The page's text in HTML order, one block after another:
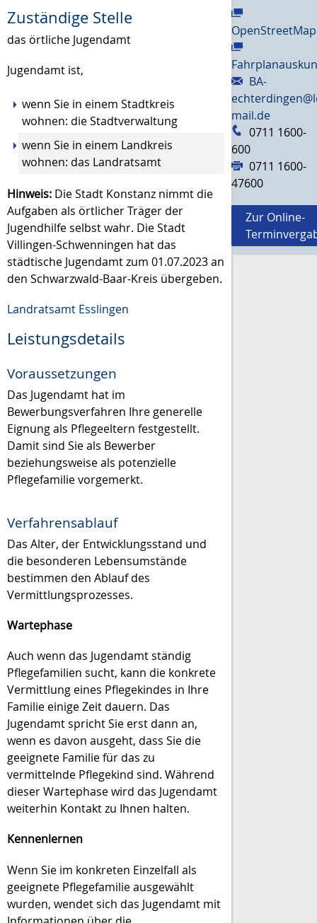
Zuständige Stelle
das örtliche Jugendamt
Jugendamt ist,
wenn Sie in einem Stadtkreis
wohnen: die Stadtverwaltung
wenn Sie in einem Landkreis
wohnen: das Landratsamt
Hinweis: Die Stadt Konstanz nimmt die
Aufgaben als örtlicher Träger der
Jugendhilfe selbst wahr. Die Stadt
Villingen-Schwenningen hat das
städtische Jugendamt zum 01.07.2023 an
den Schwarzwald-Baar-Kreis übergeben.
Landratsamt Esslingen
Leistungsdetails
Voraussetzungen
Das Jugendamt hat im
Bewerbungsverfahren Ihre generelle
Eignung als Pflegeeltern festgestellt.
Damit sind Sie als Bewerber
beziehungsweise als potenzielle
Pflegefamilie vorgemerkt.
Verfahrensablauf
Das Alter, der Entwicklungsstand und
die besonderen Lebensumstände
bestimmen den Ablauf des
Vermittlungsprozesses.
Wartephase
Auch wenn das Jugendamt ständig
Pflegefamilien sucht, kann die konkrete
Vermittlung eines Pflegekindes in Ihre
Familie einige Zeit dauern. Das
Jugendamt spricht Sie erst dann an,
wenn es davon ausgeht, dass Sie die
geeignete Familie für das zu
vermittelnde Pflegekind sind. Während
dieser Wartephase wird das Jugendamt
weiterhin Kontakt zu Ihnen halten.
Kennenlernen
Wenn Sie im konkreten Einzelfall als
geeignete Pflegefamilie ausgewählt
wurden, wendet sich das Jugendamt mit
OpenStreetMap
BA-
mail.de
0711 1600-
600
0711 1600-
47600
Zur Online-